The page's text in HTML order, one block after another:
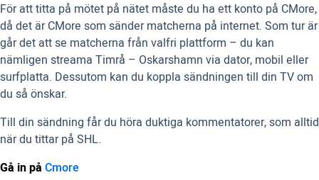
För att titta på mötet på nätet måste du ha ett konto på CMore,
då det är CMore som sänder matcherna på internet. Som tur är
går det att se matcherna från valfri plattform – du kan
nämligen streama Timrå – Oskarshamn via dator, mobil eller
surfplatta. Dessutom kan du koppla sändningen till din TV om
du så önskar.
Till din sändning får du höra duktiga kommentatorer, som alltid
när du tittar på SHL.
Gå in på Cmore